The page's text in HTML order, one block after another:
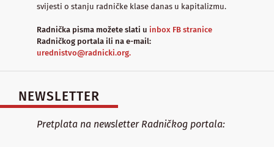
svijesti o stanju radničke klase danas u kapitalizmu.
Radnička pisma možete slati u inbox FB stranice
Radničkog portala ili na e-mail:
urednistvo@radnicki.org.
NEWSLETTER
Pretplata na newsletter Radničkog portala: